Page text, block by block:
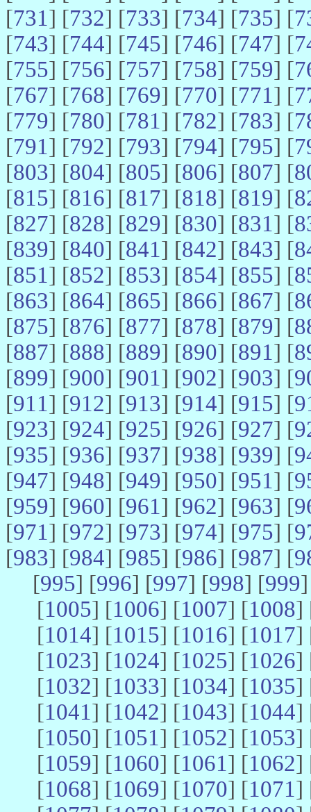
[731] [732] [733] [734] [735] [
[743] [744] [745] [746] [747] [
[755] [756] [757] [758] [759] [
[767] [768] [769] [770] [771] [
[779] [780] [781] [782] [783] [
[791] [792] [793] [794] [795] [
[803] [804] [805] [806] [807] [
[815] [816] [817] [818] [819] [
[827] [828] [829] [830] [831] [
[839] [840] [841] [842] [843] [
[851] [852] [853] [854] [855] [
[863] [864] [865] [866] [867] [
[875] [876] [877] [878] [879] [
[887] [888] [889] [890] [891] [
[899] [900] [901] [902] [903] [
[911] [912] [913] [914] [915] [
[923] [924] [925] [926] [927] [
[935] [936] [937] [938] [939] [
[947] [948] [949] [950] [951] [
[959] [960] [961] [962] [963] [
[971] [972] [973] [974] [975] [
[983] [984] [985] [986] [987] [
[995] [996] [997] [998] [999
[1005] [1006] [1007] [1008]
[1014] [1015] [1016] [1017]
[1023] [1024] [1025] [1026]
[1032] [1033] [1034] [1035]
[1041] [1042] [1043] [1044]
[1050] [1051] [1052] [1053]
[1059] [1060] [1061] [1062]
[1068] [1069] [1070] [1071]